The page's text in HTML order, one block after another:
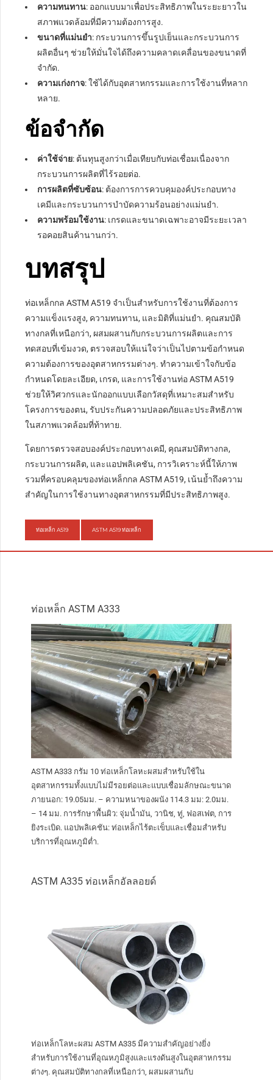
ความทนทาน: ออกแบบมาเพื่อประสิทธิภาพในระยะยาวใน
สภาพแวดล้อมที่มีความต้องการสูง.
ขนาดที่แม่นยำ: กระบวนการขึ้นรูปเย็นและกระบวนการ
ผลิตอื่นๆ ช่วยให้มั่นใจได้ถึงความคลาดเคลื่อนของขนาดที่
จำกัด.
ความเก่งกาจ: ใช้ได้กับอุตสาหกรรมและการใช้งานที่หลาก
หลาย.
ข้อจำกัด
ค่าใช้จ่าย: ต้นทุนสูงกว่าเมื่อเทียบกับท่อเชื่อมเนื่องจาก
กระบวนการผลิตที่ไร้รอยต่อ.
การผลิตที่ซับซ้อน: ต้องการการควบคุมองค์ประกอบทาง
เคมีและกระบวนการบำบัดความร้อนอย่างแม่นยำ.
ความพร้อมใช้งาน: เกรดและขนาดเฉพาะอาจมีระยะเวลา
รอคอยสินค้านานกว่า.
บทสรุป
ท่อเหล็กกล ASTM A519 จำเป็นสำหรับการใช้งานที่ต้องการ
ความแข็งแรงสูง, ความทนทาน, และมิติที่แม่นยำ. คุณสมบัติ
ทางกลที่เหนือกว่า, ผสมผสานกับกระบวนการผลิตและการ
ทดสอบที่เข้มงวด, ตรวจสอบให้แน่ใจว่าเป็นไปตามข้อกำหนด
ความต้องการของอุตสาหกรรมต่างๆ. ทำความเข้าใจกับข้อ
กำหนดโดยละเอียด, เกรด, และการใช้งานท่อ ASTM A519
ช่วยให้วิศวกรและนักออกแบบเลือกวัสดุที่เหมาะสมสำหรับ
โครงการของตน, รับประกันความปลอดภัยและประสิทธิภาพ
ในสภาพแวดล้อมที่ท้าทาย.
โดยการตรวจสอบองค์ประกอบทางเคมี, คุณสมบัติทางกล,
กระบวนการผลิต, และแอปพลิเคชัน, การวิเคราะห์นี้ให้ภาพ
รวมที่ครอบคลุมของท่อเหล็กกล ASTM A519, เน้นย้ำถึงความ
สำคัญในการใช้งานทางอุตสาหกรรมที่มีประสิทธิภาพสูง.
ท่อเหล็ก A519 ASTM A519 ท่อเหล็ก
ท่อเหล็ก ASTM A333
ASTM A333 กรัม 10 ท่อเหล็กโลหะผสมสำหรับใช้ใน
อุตสาหกรรมทั้งแบบไม่มีรอยต่อและแบบเชื่อมลักษณะขนาด
ภายนอก: 19.05มม. – ความหนาของผนัง 114.3 มม: 2.0มม.
– 14 มม. การรักษาพื้นผิว: จุ่มน้ำมัน, วานิช, ทู่, ฟอสเฟต, การ
ยิงระเบิด. แอปพลิเคชัน: ท่อเหล็กไร้ตะเข็บและเชื่อมสำหรับ
บริการที่อุณหภูมิต่ำ.
ASTM A335 ท่อเหล็กอัลลอยด์
ท่อเหล็กโลหะผสม ASTM A335 มีความสำคัญอย่างยิ่ง
สำหรับการใช้งานที่อุณหภูมิสูงและแรงดันสูงในอุตสาหกรรม
ต่างๆ. คุณสมบัติทางกลที่เหนือกว่า, ผสมผสานกับ